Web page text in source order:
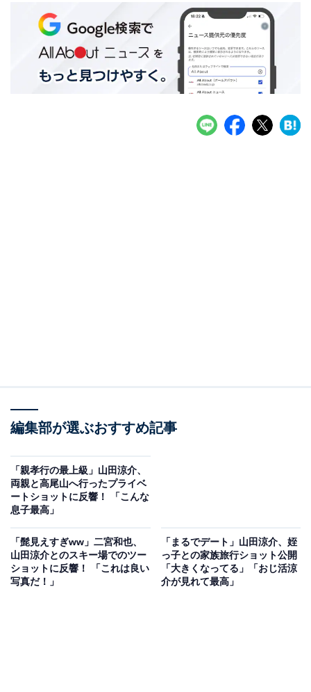
編集部が選ぶおすすめ記事
「親孝行の最上級」山田涼介、
両親と高尾山へ行ったプライベ
ートショットに反響！ 「こんな
息子最高」
「髭見えすぎww」二宮和也、
山田涼介とのスキー場でのツー
ショットに反響！ 「これは良い
写真だ！」
「まるでデート」山田涼介、姪
っ子との家族旅行ショット公開
「大きくなってる」「おじ活涼
介が見れて最高」